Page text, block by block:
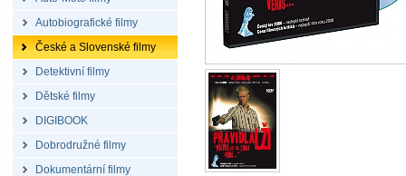
Autobiografické filmy
České a Slovenské filmy
Detektivní filmy
Dětské filmy
DIGIBOOK
Dobrodružné filmy
Dokumentární filmy